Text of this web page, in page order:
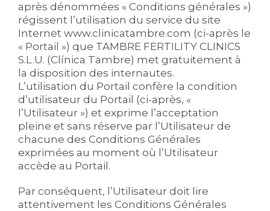
après dénommées « Conditions générales »)
régissent l’utilisation du service du site
Internet www.clinicatambre.com (ci-après le
« Portail ») que TAMBRE FERTILITY CLINICS
S.L.U. (Clínica Tambre) met gratuitement à
la disposition des internautes.
L’utilisation du Portail confère la condition
d’utilisateur du Portail (ci-après, «
l’Utilisateur ») et exprime l’acceptation
pleine et sans réserve par l’Utilisateur de
chacune des Conditions Générales
exprimées au moment où l’Utilisateur
accède au Portail.
Par conséquent, l’Utilisateur doit lire
attentivement les Conditions Générales